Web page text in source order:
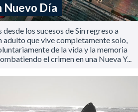
Nuevo Día
los sucesos de Sin regreso a
adulto que vive completamente solo,
de la vida y la memoria
el crimen en una Nueva Y...